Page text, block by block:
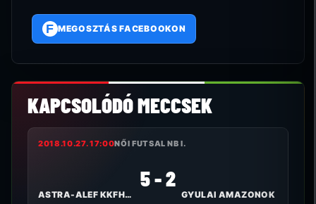
F MEGOSZTÁS FACEBOOKON
KAPCSOLÓDÓ MECCSEK
2018.10.27. 17:00NŐI FUTSAL NB I.
ASTRA-ALEF KKFHÁZI BULLS
5 - 2
GYULAI AMAZONOK